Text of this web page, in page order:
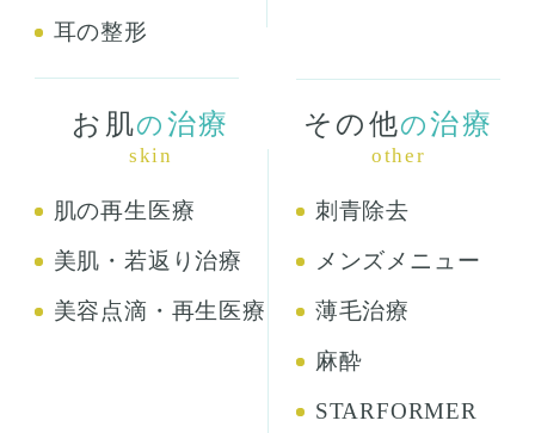
耳の整形
お肌の 治療
skin
肌の再生医療
美肌・若返り治療
美容点滴・再生医療
その他の治療
other
刺青除去
メンズメニュー
薄毛治療
麻酔
STARFORMER